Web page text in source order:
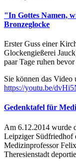
"In Gottes Namen,
Bronzeglocke
Erster Guss einer
Glockengießerei
paar Tage ruhen
Sie können das Video
https://youtu.be/
Gedenktafel für
Am 6.12.2014 wurde
Leipziger Südfriedhof
Medizinprofessor
Theresienstadt